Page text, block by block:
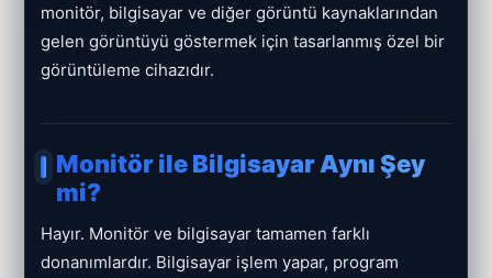
monitör, bilgisayar ve diğer görüntü kaynaklarından
gelen görüntüyü göstermek için tasarlanmış özel bir
görüntüleme cihazıdır.
Monitör ile Bilgisayar Aynı Şey
mi?
Hayır. Monitör ve bilgisayar tamamen farklı
donanımlardır. Bilgisayar işlem yapar, program